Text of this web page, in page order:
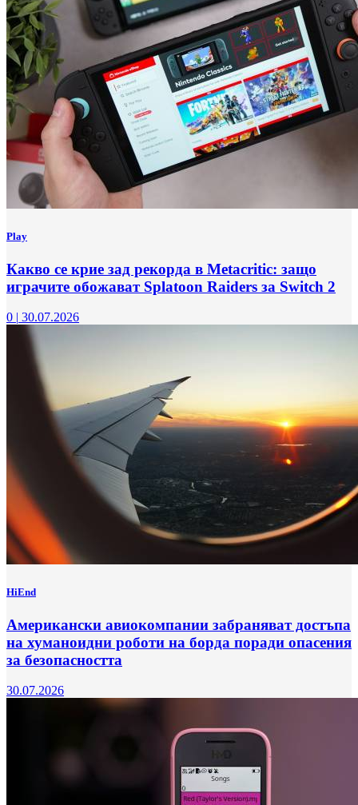
Play
Какво се крие зад рекорда в Metacritic: защо
играчите обожават Splatoon Raiders за Switch 2
0 | 30.07.2026
HiEnd
Американски авиокомпании забраняват достъпа
на хуманоидни роботи на борда поради опасения
за безопасността
30.07.2026